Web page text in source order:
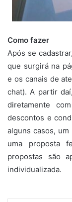
Como fazer
Após se
que surgirá na
e os canais de
chat). A partir
diretamente
descontos e
alguns casos,
uma proposta
propostas são
individualizada.